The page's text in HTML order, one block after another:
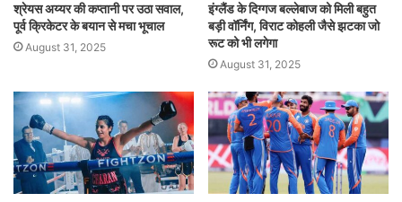
श्रेयस अय्यर की कप्तानी पर उठा सवाल,
पूर्व क्रिकेटर के बयान से मचा भूचाल
August 31, 2025
इंग्लैंड के दिग्गज बल्लेबाज को मिली बहुत
बड़ी वॉर्निंग, विराट कोहली जैसे झटका जो
रूट को भी लगेगा
August 31, 2025